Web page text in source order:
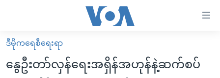
လွယ်ကူ
စေ
မူလစာမျက်နှာ
မြန်မာ
ဒီမိုကရေစီရေးရာ
နွေဦးတာ်လှန်ရေးအရှိန်အဟုန်နဲ့ဆက်စပ်